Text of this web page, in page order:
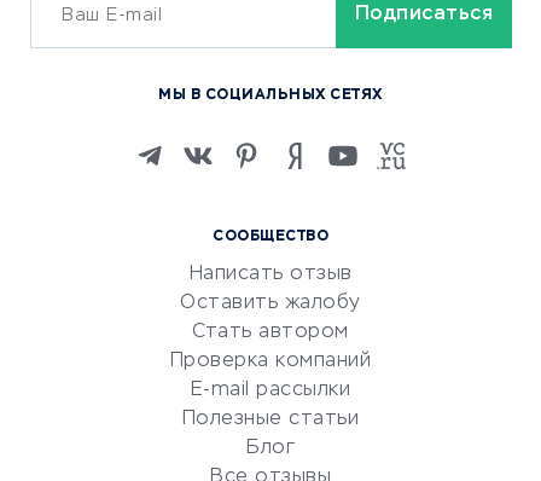
ОБУЧЕНИЕ И РАБОТА
Изучение иностранных
Маркетинг и продажи
Репетиторство
Красота и здоровье
Сервисы по поиску работы
Сетевой маркетинг
СООБЩЕСТВО
Написать отзыв
Оставить жалобу
Стать автором
Проверка компаний
E-mail рассылки
Полезные статьи
Блог
МЫ В СОЦИАЛЬНЫХ СЕТЯХ